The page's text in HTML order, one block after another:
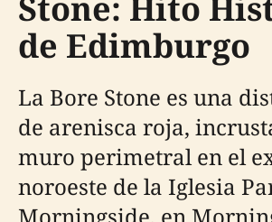
de Edimburgo
La Bore Stone es una
de arenisca roja,
muro perimetral en el
noroeste de la Iglesia